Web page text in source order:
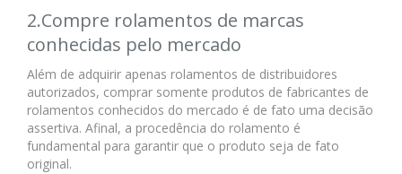
2.Compre rolamentos de marcas
conhecidas pelo mercado
Além de adquirir apenas rolamentos de distribuidores
autorizados, comprar somente produtos de fabricantes de
rolamentos conhecidos do mercado é de fato uma decisão
assertiva. Afinal, a procedência do rolamento é
fundamental para garantir que o produto seja de fato
original.